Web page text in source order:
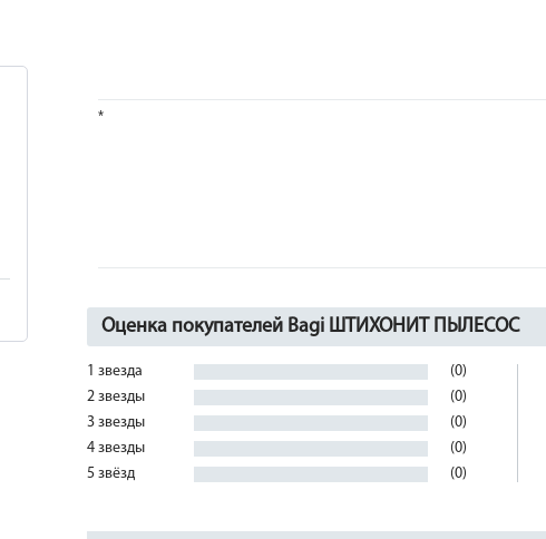
*
Оценка покупателей Bagi ШТИХОНИТ ПЫЛЕСОС
1 звезда
(0)
2 звезды
(0)
3 звезды
(0)
4 звезды
(0)
5 звёзд
(0)